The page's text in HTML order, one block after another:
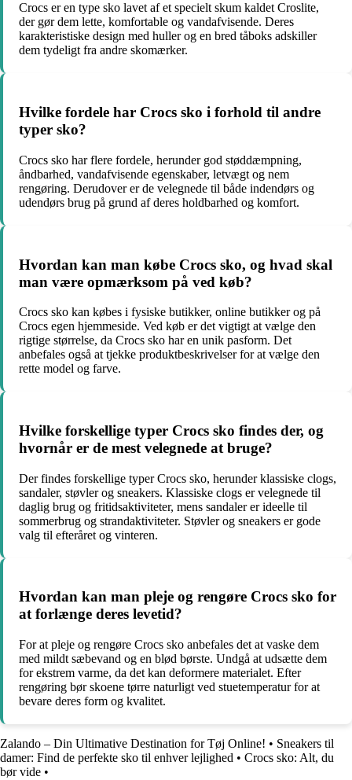
Crocs er en type sko lavet af et specielt skum kaldet Croslite,
der gør dem lette, komfortable og vandafvisende. Deres
karakteristiske design med huller og en bred tåboks adskiller
dem tydeligt fra andre skomærker.
Hvilke fordele har Crocs sko i forhold til andre
typer sko?
Crocs sko har flere fordele, herunder god støddæmpning,
åndbarhed, vandafvisende egenskaber, letvægt og nem
rengøring. Derudover er de velegnede til både indendørs og
udendørs brug på grund af deres holdbarhed og komfort.
Hvordan kan man købe Crocs sko, og hvad skal
man være opmærksom på ved køb?
Crocs sko kan købes i fysiske butikker, online butikker og på
Crocs egen hjemmeside. Ved køb er det vigtigt at vælge den
rigtige størrelse, da Crocs sko har en unik pasform. Det
anbefales også at tjekke produktbeskrivelser for at vælge den
rette model og farve.
Hvilke forskellige typer Crocs sko findes der, og
hvornår er de mest velegnede at bruge?
Der findes forskellige typer Crocs sko, herunder klassiske clogs,
sandaler, støvler og sneakers. Klassiske clogs er velegnede til
daglig brug og fritidsaktiviteter, mens sandaler er ideelle til
sommerbrug og strandaktiviteter. Støvler og sneakers er gode
valg til efteråret og vinteren.
Hvordan kan man pleje og rengøre Crocs sko for
at forlænge deres levetid?
For at pleje og rengøre Crocs sko anbefales det at vaske dem
med mildt sæbevand og en blød børste. Undgå at udsætte dem
for ekstrem varme, da det kan deformere materialet. Efter
rengøring bør skoene tørre naturligt ved stuetemperatur for at
bevare deres form og kvalitet.
Zalando – Din Ultimative Destination for Tøj Online! • Sneakers til
damer: Find de perfekte sko til enhver lejlighed • Crocs sko: Alt, du
bør vide •